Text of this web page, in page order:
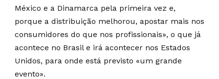
México e a Dinamarca pela primeira vez e,
porque a distribuição melhorou, apostar mais nos
consumidores do que nos profissionais», o que já
acontece no Brasil e irá acontecer nos Estados
Unidos, para onde está previsto «um grande
evento».